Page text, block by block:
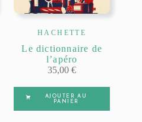
HACHETTE
Le dictionnaire de
l’apéro
35,00€
AJOUTER AU
PANIER